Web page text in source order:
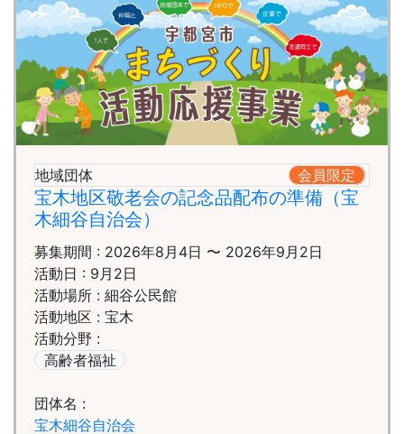
地域団体 会員限定
宝木地区敬老会の記念品配布の準備（宝
木細谷自治会）
募集期間 : 2026年8月4日 〜 2026年9月2日
活動日 : 9月2日
活動場所 : 細谷公民館
活動地区 : 宝木
活動分野 :
高齢者福祉
団体名 :
宝木細谷自治会